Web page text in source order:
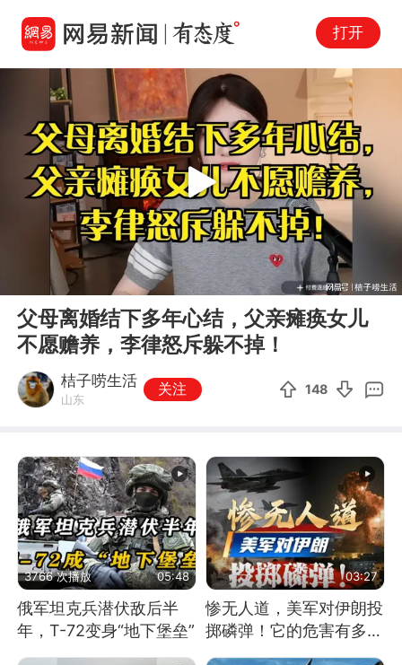
打开
00:00 20:29
Play
父母离婚结下多年心结，父亲瘫痪女儿
不愿赡养，李律怒斥躲不掉！
桔子唠生活
山东
关注 148
3766 次播放 05:48
俄军坦克兵潜伏敌后半
年，T-72变身“地下堡垒”
03:27
惨无人道，美军对伊朗投
掷磷弹！它的危害有多
大？